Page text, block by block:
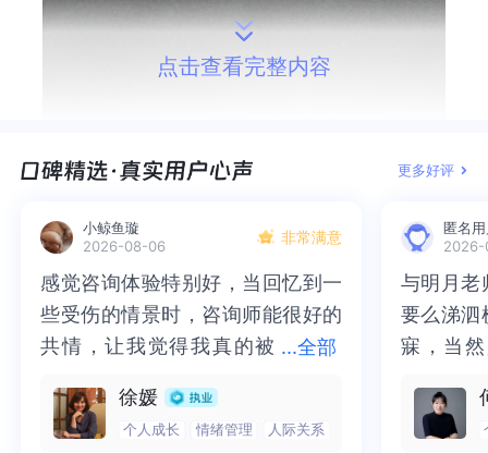
社交焦虑障碍 (Social Anxiety Disorder)
，也称为社交恐
点击查看完整内容
更多好评
小鲸鱼璇
2026-08-06
非常满意
...全部
感觉咨询体验特别好，当回忆到一
些受伤的情景时，咨询师能很好的
共情，让我觉得我真的被
一部分未处理的情绪被注意到了，
而且当咨询师准确说出我当时的情
感觉咨询体验特别好，当回忆到一
些受伤的情景时，咨询师能很好的
共情，让我觉得我真的被抱住了。
处理的情绪被注意到了，而且当咨
询师准确说出我当时的情绪，我感
徐媛
个人成长 情绪管理 人际关系
匿名
2026-
与明月老
要么涕泗
寐，当
来，觉
再困于
与明月老
要么涕泗
寐，当然
不必再
梏，更